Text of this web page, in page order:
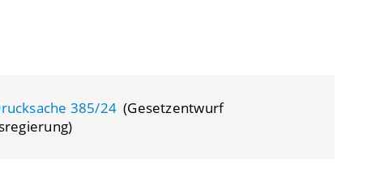
385/24 (Gesetzentwurf